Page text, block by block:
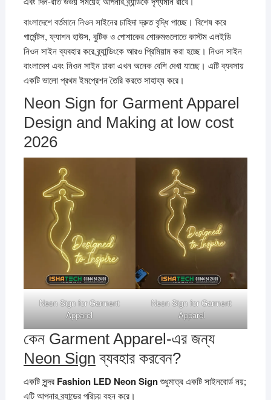
বাংলাদেশে বর্তমানে নিওন সাইনের চাহিদা দ্রুত বৃদ্ধি পাচ্ছে। বিশেষ করে
গার্মেন্টস, ফ্যাশন হাউস, বুটিক ও পোশাকের শোরুমগুলোতে কাস্টম এলইডি
নিওন সাইন ব্যবহার করে ব্র্যান্ডিংকে আরও প্রিমিয়াম করা হচ্ছে। নিওন সাইন
বাংলাদেশ এবং নিওন সাইন ঢাকা এখন অনেক বেশি দেখা যাচ্ছে। এটি ব্যবসায়
একটি ভালো প্রথম ইমপ্রেশন তৈরি করতে সাহায্য করে।
Neon Sign for Garment Apparel
Design and Making at low cost
2026
Neon Sign for Garment
Apparel
Neon Sign for Garment
Apparel
কেন Garment Apparel-এর জন্য
Neon Sign ব্যবহার করবেন?
একটি সুন্দর Fashion LED Neon Signশুধুমাত্র একটি সাইনবোর্ড নয়;
এটি আপনার ব্র্যান্ডের পরিচয় বহন করে।